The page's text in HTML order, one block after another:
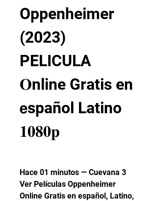
Oppenheimer
(2023)
PELICULA
𝐎nline Gratis en
𝗲spañol Latino
𝟏𝟎𝟖𝟎𝐩
Hace 01 minutos — Cuevana 3
Ver Películas Oppenheimer
Online Gratis en español, Latino,